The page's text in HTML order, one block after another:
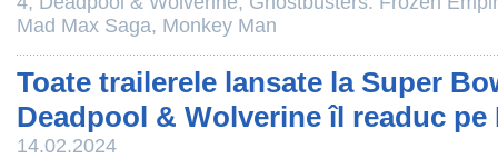
Mad Max Saga, Monkey Man
Toate trailerele lansate la Super
Deadpool & Wolverine îl readuc pe
14.02.2024